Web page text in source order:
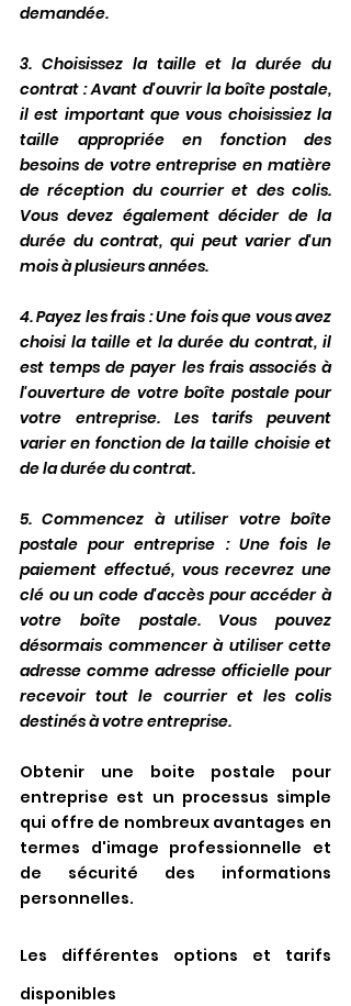
demandée.
3. Choisissez la taille et la durée du
contrat : Avant d'ouvrir la boîte postale,
il est important que vous choisissiez la
taille appropriée en fonction des
besoins de votre entreprise en matière
de réception du courrier et des colis.
Vous devez également décider de la
durée du contrat, qui peut varier d'un
mois à plusieurs années.
4. Payez les frais : Une fois que vous avez
choisi la taille et la durée du contrat, il
est temps de payer les frais associés à
l'ouverture de votre boîte postale pour
votre entreprise. Les tarifs peuvent
varier en fonction de la taille choisie et
de la durée du contrat.
5. Commencez à utiliser votre boîte
postale pour entreprise : Une fois le
paiement effectué, vous recevrez une
clé ou un code d'accès pour accéder à
votre boîte postale. Vous pouvez
désormais commencer à utiliser cette
adresse comme adresse officielle pour
recevoir tout le courrier et les colis
destinés à votre entreprise.
Obtenir une boite postale pour
entreprise est un processus simple
qui offre de nombreux avantages en
termes d'image professionnelle et
de sécurité des informations
personnelles.
Les différentes options et tarifs
disponibles